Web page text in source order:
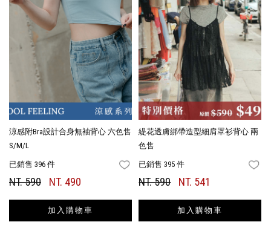
涼感附Bra設計合身無袖背心 六色售
S/M/L
已銷售 396 件 FAVORITES
NT. 590 NT. 490
加入購物車
緹花透膚綁帶造型細肩罩衫背心 兩
色售
已銷售 395 件
NT. 590 NT. 541
加入購物車